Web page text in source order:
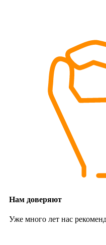
Нам доверяют
Уже много лет нас